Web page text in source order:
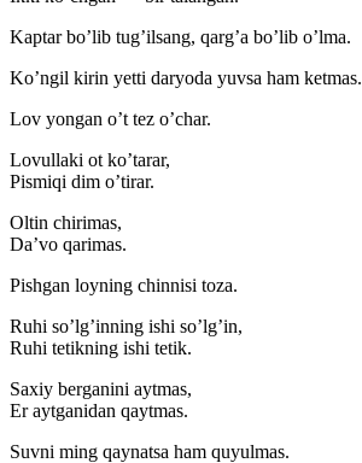
Kaptar bo’lib tug’ilsang, qarg’a bo’lib o’lma.
Ko’ngil kirin yetti daryoda yuvsa ham ketmas.
Lov yongan o’t tez o’char.
Lovullaki ot ko’tarar,
Pismiqi dim o’tirar.
Oltin chirimas,
Da’vo qarimas.
Pishgan loyning chinnisi toza.
Ruhi so’lg’inning ishi so’lg’in,
Ruhi tetikning ishi tetik.
Saxiy berganini aytmas,
Er aytganidan qaytmas.
Suvni ming qaynatsa ham quyulmas.